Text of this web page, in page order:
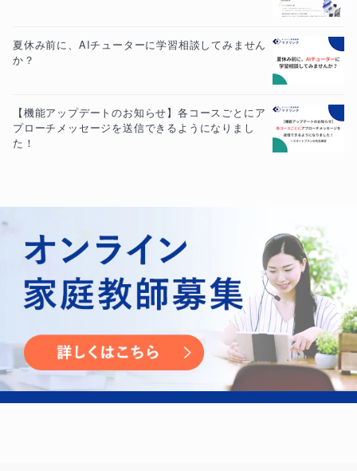
夏休み前に、AIチューターに学習相談してみません
か？
【機能アップデートのお知らせ】各コースごとにア
プローチメッセージを送信できるようになりまし
た！